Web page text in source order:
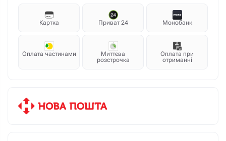
Картка Приват 24 Монобанк
Оплата частинами
Миттєва
розстрочка
Оплата при
отриманні